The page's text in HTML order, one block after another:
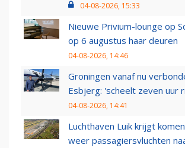
04-08-2026, 15:33
Nieuwe Privium-lounge op
op 6 augustus haar deuren
04-08-2026, 14:46
Groningen vanaf nu
Esbjerg: 'scheelt zeven uur
04-08-2026, 14:41
Luchthaven Luik krijgt
weer passagiersvluchten